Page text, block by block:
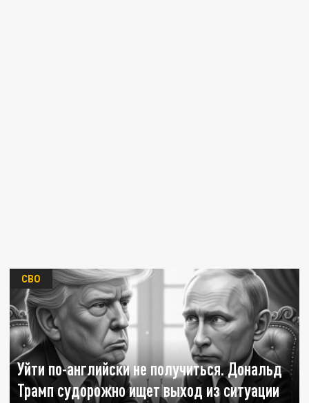
Уйти по-английски не получиться. Дональд
Трамп судорожно ищет выход из ситуации
СВО